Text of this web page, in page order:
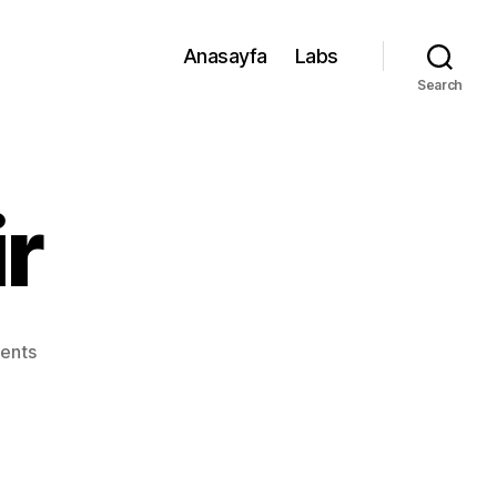
Anasayfa Labs
Search
on